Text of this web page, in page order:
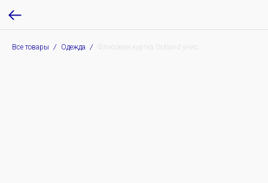
Все товары Одежда